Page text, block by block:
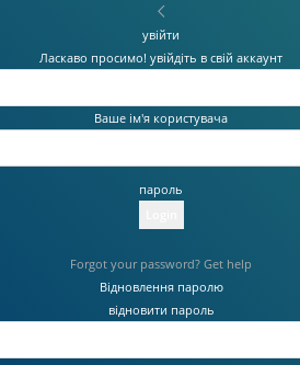
увійти
Ласкаво просимо! увійдіть в свій аккаунт
Ваше ім'я користувача
пароль
Forgot your password? Get help
Відновлення паролю
відновити пароль